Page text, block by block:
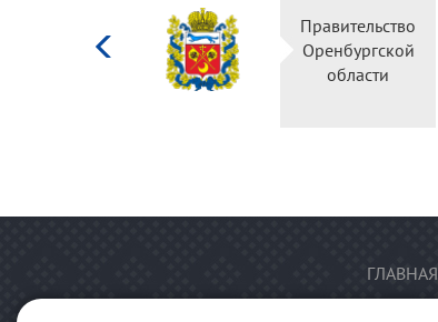
Правительство
Оренбургской
области
ГЛАВНАЯ